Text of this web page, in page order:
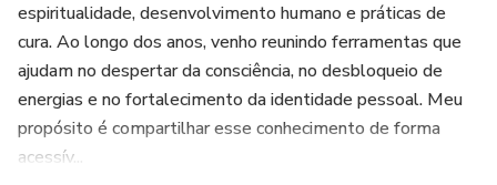
espiritualidade, desenvolvimento humano e práticas de
cura. Ao longo dos anos, venho reunindo ferramentas que
ajudam no despertar da consciência, no desbloqueio de
energias e no fortalecimento da identidade pessoal. Meu
propósito é compartilhar esse conhecimento de forma
acessív...